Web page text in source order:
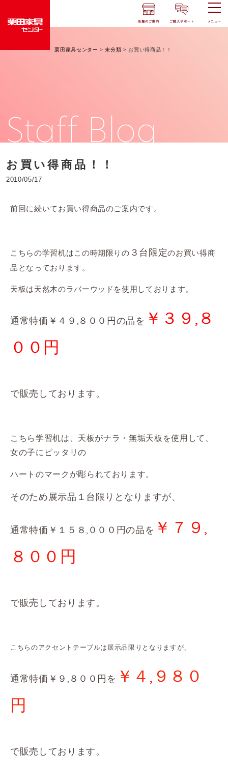
店舗のご案内 ご購入サポート メニュー
栗田家具センター >未分類 > お買い得商品！！
Staff Blog
お買い得商品！！
2010/05/17
前回に続いてお買い得商品のご案内です。
こちらの学習机はこの時期限りの ３台限定のお買い得商
品となっております。
天板は天然木のラバーウッドを使用しております。
通常特価￥４９,８００円の品を ￥３９,８
００円
で販売しております。
こちら学習机は、天板がナラ・無垢天板を使用して、
女の子にピッタリの
ハートのマークが彫られております。
そのため展示品１台限りとなりますが、
通常特価￥１５８,０００円の品を ￥７９,
８００円
で販売しております。
こちらのアクセントテーブルは展示品限りとなりますが、
通常特価￥９,８００円を ￥４,９８０
円
で販売しております。